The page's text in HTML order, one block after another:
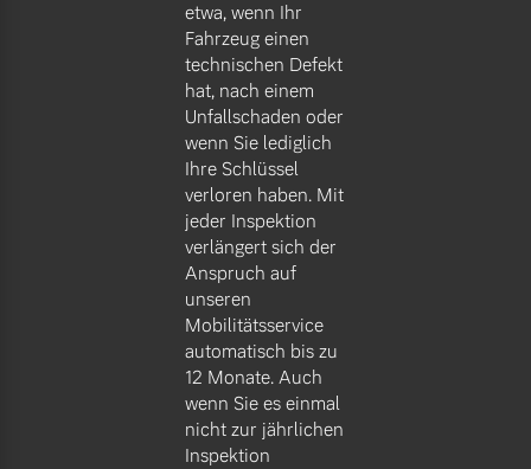
etwa, wenn Ihr
Fahrzeug einen
technischen Defekt
hat, nach einem
Unfallschaden oder
wenn Sie lediglich
Ihre Schlüssel
verloren haben. Mit
jeder Inspektion
verlängert sich der
Anspruch auf
unseren
Mobilitätsservice
automatisch bis zu
12 Monate. Auch
wenn Sie es einmal
nicht zur jährlichen
Inspektion